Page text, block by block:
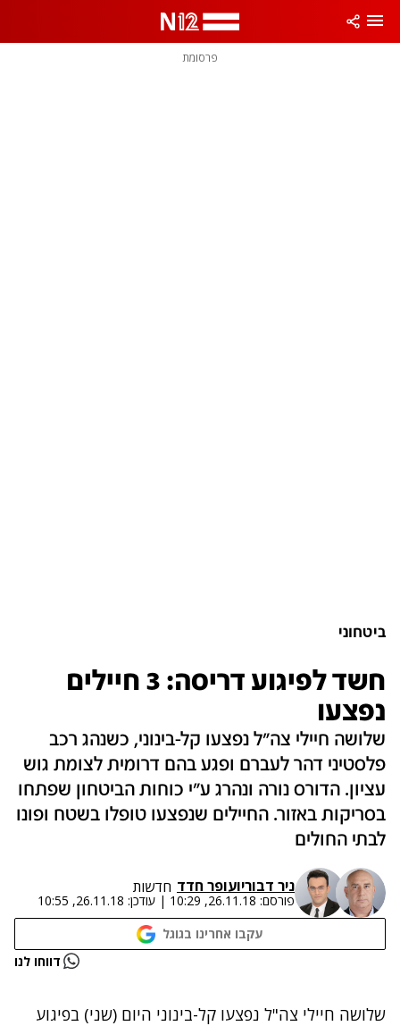
פרסומת
ביטחוני
חשד לפיגוע דריסה: 3 חיילים
נפצעו‎
שלושה חיילי צה"ל נפצעו קל-בינוני, כשנהג רכב
פלסטיני דהר לעברם ופגע בהם דרומית לצומת גוש
עציון. הדורס נורה ונהרג ע"י כוחות הביטחון שפתחו
בסריקות באזור. החיילים שנפצעו טופלו בשטח ופונו
לבתי החולים
ניר דבוריועופר חדד חדשות
פורסם: 26.11.18, 10:29
| עודכן: 26.11.18, 10:55
עקבו אחרינו בגוגל
נתקלנו בבעיה דווחו לנו
שלושה חיילי צה"ל נפצעו קל-בינוני היום (שני) בפיגוע